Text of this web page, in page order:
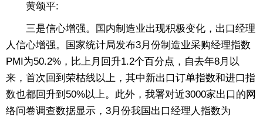
黄颂平:
三是信心增强。国内制造业出现积极变化，出口经理
人信心增强。国家统计局发布3月份制造业采购经理指数
PMI为50.2%，比上月回升1.2个百分点，自去年8月以
来，首次回到荣枯线以上，其中新出口订单指数和进口指
数也都回升到50%以上。此外，我署对近3000家出口的网
络问卷调查数据显示，3月份我国出口经理人指数为